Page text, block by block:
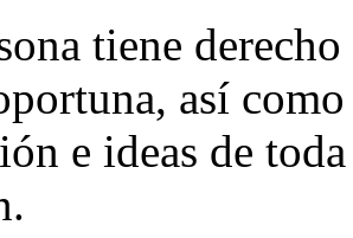
tiene
así
e ideas de